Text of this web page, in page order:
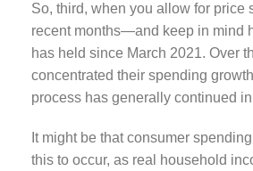
So, third, when you allow for
recent months—and keep in mind
has held since March 2021. Over
concentrated their spending
process has generally continued
It might be that consumer
this to occur, as real household